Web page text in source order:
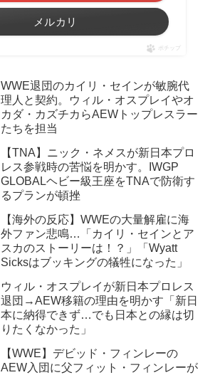
メルカリ
ポチップ
WWE退団のカイリ・セインが敏腕代
理人と契約。ウィル・オスプレイやオ
カダ・カズチカらAEWトップレスラー
たちを担当
【TNA】ニック・ネメスが新日本プロ
レス参戦時の苦悩を明かす。IWGP
GLOBALヘビー級王座をTNAで防衛す
るプランが頓挫
【海外の反応】WWEの大量解雇に海
外ファン悲鳴…「カイリ・セインとア
スカのストーリーは！？」「Wyatt
Sicksはブッキングの犠牲になった」
ウィル・オスプレイが新日本プロレス
退団→AEW移籍の理由を明かす「新日
本に納得できず…でも日本との縁は切
りたくなかった」
【WWE】デビッド・フィンレーの
AEW入団に父フィット・フィンレーが